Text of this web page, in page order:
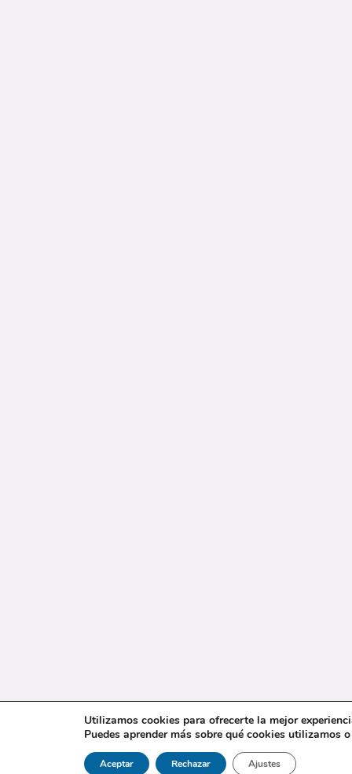
Utilizamos cookies para ofrecerte la mejor
Puedes aprender más sobre qué cookies utilizamos
Aceptar Rechazar Ajustes